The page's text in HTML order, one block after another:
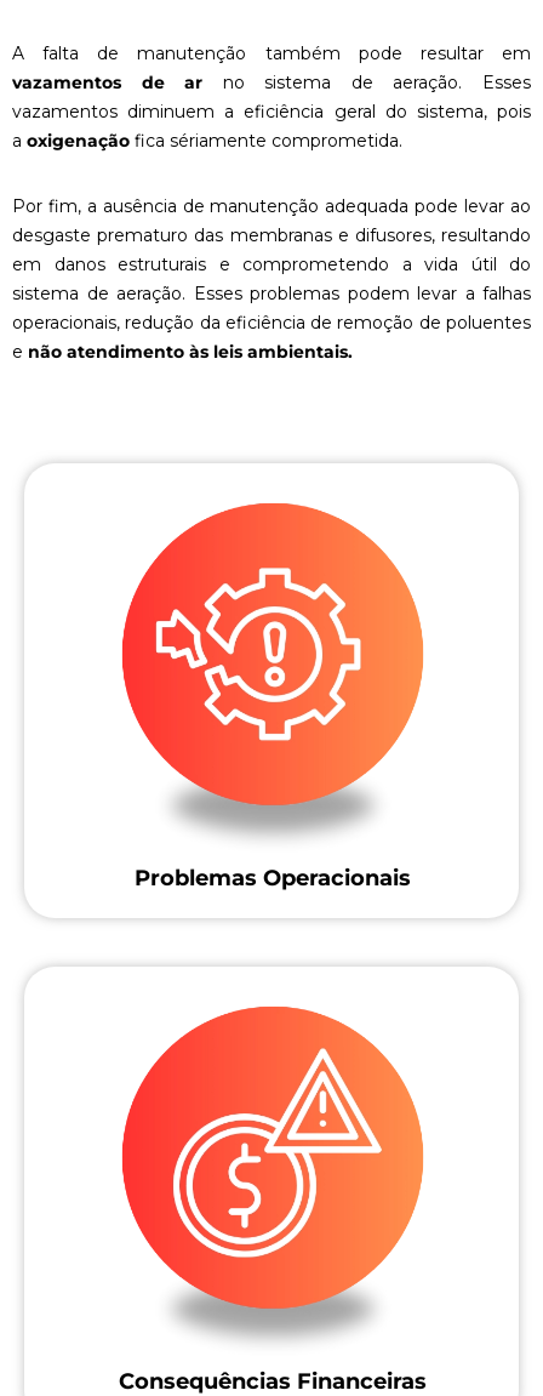
A falta de manutenção também pode resultar em
vazamentos de ar no sistema de aeração. Esses
vazamentos diminuem a eficiência geral do sistema, pois
a oxigenação fica sériamente comprometida.
Por fim, a ausência de manutenção adequada pode levar ao
desgaste prematuro das membranas e difusores, resultando
em danos estruturais e comprometendo a vida útil do
sistema de aeração. Esses problemas podem levar a falhas
operacionais, redução da eficiência de remoção de poluentes
e não atendimento às leis ambientais.
Problemas Operacionais
Consequências Financeiras